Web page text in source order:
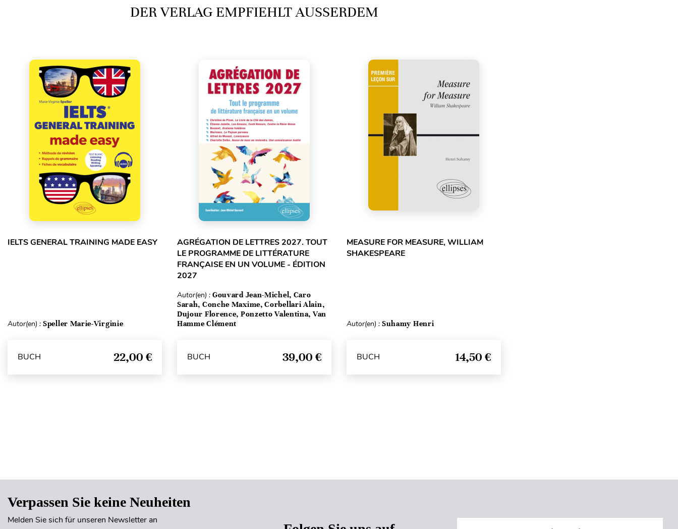
DER VERLAG EMPFIEHLT AUSSERDEM
IELTS GENERAL TRAINING MADE EASY
Autor(en) : Speller Marie-Virginie
BUCH 22,00 €
AGRÉGATION DE LETTRES 2027. TOUT
LE PROGRAMME DE LITTÉRATURE
FRANÇAISE EN UN VOLUME - ÉDITION
2027
Autor(en) : Gouvard Jean-Michel, Caro
Sarah, Conche Maxime, Corbellari Alain,
Dujour Florence, Ponzetto Valentina, Van
Hamme Clément
BUCH 39,00 €
MEASURE FOR MEASURE, WILLIAM
SHAKESPEARE
Autor(en) : Suhamy Henri
BUCH 14,50 €
Verpassen Sie keine Neuheiten
Melden Sie sich für unseren Newsletter an